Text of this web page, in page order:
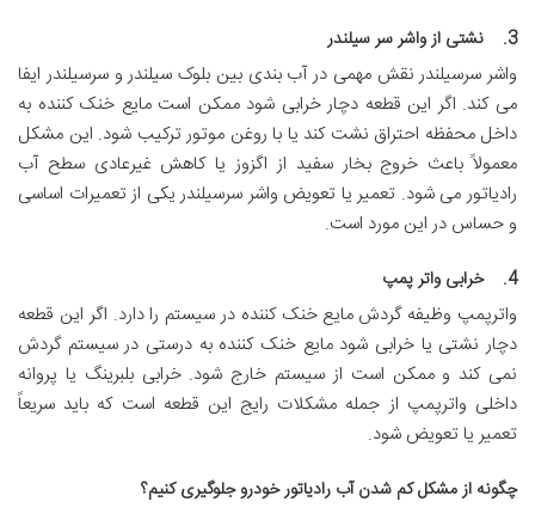
3. نشتی از واشر سر سیلندر
واشر سرسیلندر نقش مهمی در آب بندی بین بلوک سیلندر و سرسیلندر ایفا
می کند. اگر این قطعه دچار خرابی شود ممکن است مایع خنک کننده به
داخل محفظه احتراق نشت کند یا با روغن موتور ترکیب شود. این مشکل
معمولاً باعث خروج بخار سفید از اگزوز یا کاهش غیرعادی سطح آب
رادیاتور می شود. تعمیر یا تعویض واشر سرسیلندر یکی از تعمیرات اساسی
و حساس در این مورد است.
4. خرابی واتر پمپ
واترپمپ وظیفه گردش مایع خنک کننده در سیستم را دارد. اگر این قطعه
دچار نشتی یا خرابی شود مایع خنک کننده به درستی در سیستم گردش
نمی کند و ممکن است از سیستم خارج شود. خرابی بلبرینگ یا پروانه
داخلی واترپمپ از جمله مشکلات رایج این قطعه است که باید سریعاً
تعمیر یا تعویض شود.
چگونه از مشکل کم شدن آب رادیاتور خودرو جلوگیری کنیم؟